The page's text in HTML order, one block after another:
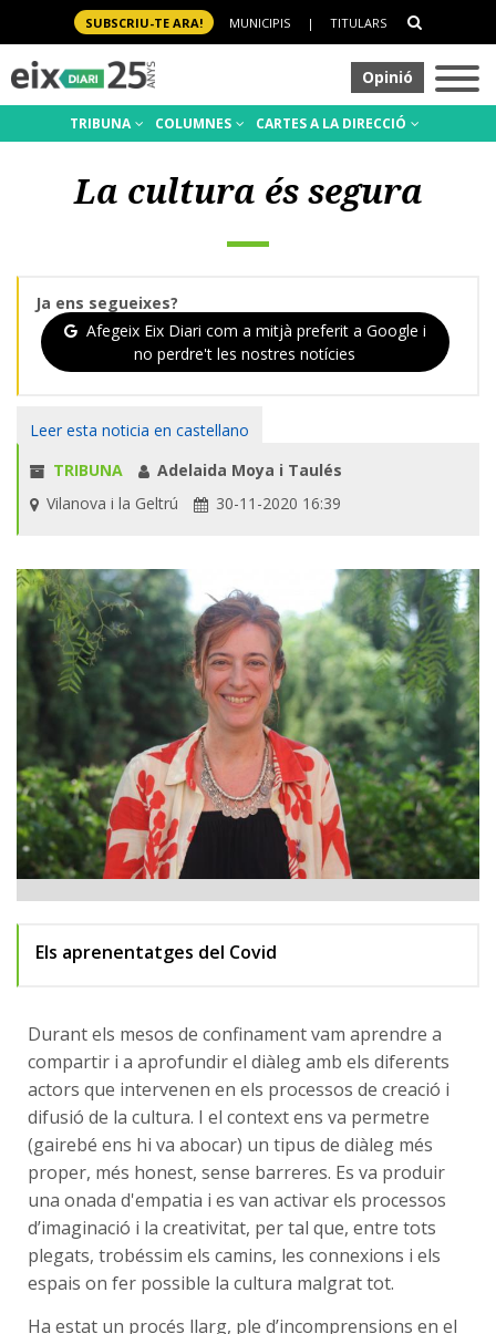
SUBSCRIU-TE ARA! MUNICIPIS | TITULARS
Opinió
TRIBUNA COLUMNES CARTES A LA DIRECCIÓ
La cultura és segura
Ja ens segueixes?
Afegeix Eix Diari com a mitjà preferit a Google i
no perdre't les nostres notícies
Leer esta noticia en castellano
TRIBUNA
Adelaida Moya i Taulés
Vilanova i la Geltrú
30-11-2020 16:39
Els aprenentatges del Covid
Durant els mesos de confinament vam aprendre a
compartir i a aprofundir el diàleg amb els diferents
actors que intervenen en els processos de creació i
difusió de la cultura. I el context ens va permetre
(gairebé ens hi va abocar) un tipus de diàleg més
proper, més honest, sense barreres. Es va produir
una onada d'empatia i es van activar els processos
d’imaginació i la creativitat, per tal que, entre tots
plegats, trobéssim els camins, les connexions i els
espais on fer possible la cultura malgrat tot.
Ha estat un procés llarg, ple d’incomprensions en el